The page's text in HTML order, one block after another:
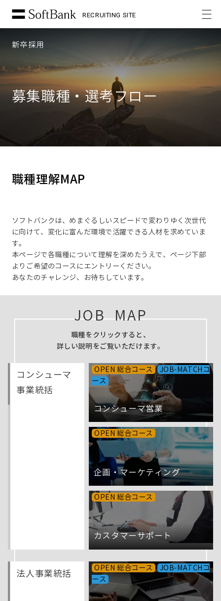
RECRUITING SITE
新卒採用
募集職種・選考フロー
職種理解MAP
ソフトバンクは、めまぐるしいスピードで変わりゆく次世代
に向けて、変化に富んだ環境で活躍できる人材を求めていま
す。
本ページで各職種について理解を深めたうえで、ページ下部
よりご希望のコースにエントリーください。
あなたのチャレンジ、お待ちしています。
JOB MAP
職種をクリックすると、
詳しい説明をご覧いただけます。
コンシューマ
事業統括
OPEN 総合コース
JOB-MATCHコ
ース
コンシューマ営業
OPEN 総合コース
企画・マーケティング
OPEN 総合コース
カスタマーサポート
法人事業統括
OPEN 総合コース
JOB-MATCHコ
ース